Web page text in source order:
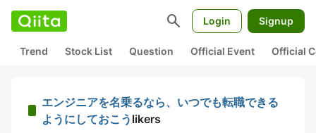
search Login Signup
Trend Stock List Question Official Event Official
エンジニアを名乗るなら、いつでも転職できる
ようにしておこう likers